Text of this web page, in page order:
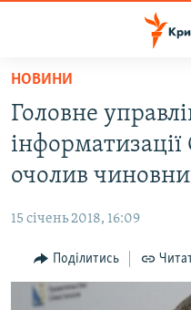
Перейти
основного
матеріалу
Перейти
до
основної
Перейти
до
пошуку
ВОДА.КРИМ
ВІДЕО ТА ФОТО
БЛОГИ
ПОГЛЯД
ІНТЕРВ'Ю
НОВИНИ
Головне
очолив
15 січень 2018, 16:09
Поділитись